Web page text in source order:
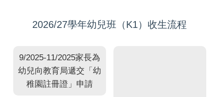
2026/27學年幼兒班（K1）收生流程
9/2025-11/2025家長為
幼兒向教育局遞交「幼
稚園註冊證」申請